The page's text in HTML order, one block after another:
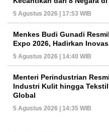
5 Agustus 2026 | 17:53 WIB
Menkes Budi Gunadi
Expo 2026, Hadirkan
5 Agustus 2026 | 14:40 WIB
Menteri Perindustrian
Industri Kulit hingga
Global
5 Agustus 2026 | 14:35 WIB